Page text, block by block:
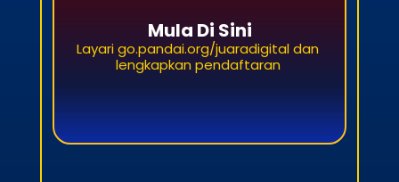
Mula Di Sini
Layari go.pandai.org/juaradigital dan
lengkapkan pendaftaran